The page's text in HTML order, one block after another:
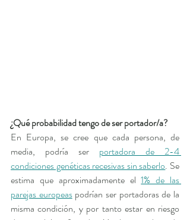
¿Qué probabilidad tengo de ser portador/a?
En Europa, se cree que cada persona, de
media, podría ser portadora de 2-4
condiciones genéticas recesivas sin saberlo. Se
estima que aproximadamente el 1% de las
parejas europeas podrían ser portadoras de la
misma condición, y por tanto estar en riesgo